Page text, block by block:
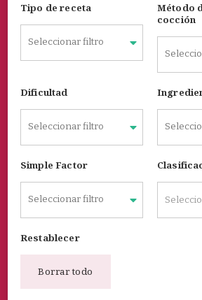
Tipo de receta
Método
cocción
Dificultad
Simple Factor
Restablecer
Borrar todo